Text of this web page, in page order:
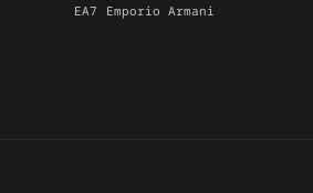
EA7 Emporio Armani